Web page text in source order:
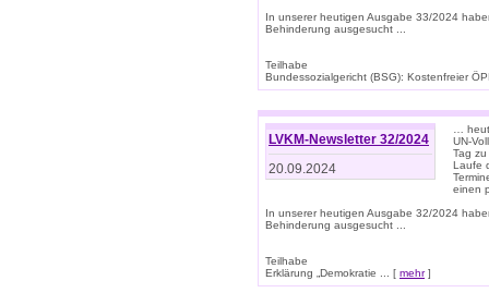
In unserer heutigen Ausgabe 33/2024
Behinderung ausgesucht ...
Teilhabe
Bundessozialgericht (BSG): Kostenfreier
LVKM-Newsletter 32/2024
20.09.2024
…
UN-
Tag
Laufe
einen
In unserer heutigen Ausgabe 32/2024
Behinderung ausgesucht ...
Teilhabe
Erklärung „Demokratie ... [ mehr]